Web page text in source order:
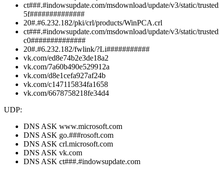
ct###.#indowsupdate.com/msdownload/update/v3/static/
5f##############
20#.#6.232.182/pki/crl/products/WinPCA.crl
ct###.#indowsupdate.com/msdownload/update/v3/static/
c0##############
20#.#6.232.182/fwlink/?Li###########
vk.com/ed8e74b2e3de18a2
vk.com/7a60b490e529912a
vk.com/d8e1cefa927af24b
vk.com/c147115834fa1658
vk.com/6678758218fe34d4
UDP:
DNS ASK www.microsoft.com
DNS ASK go.###rosoft.com
DNS ASK crl.microsoft.com
DNS ASK vk.com
DNS ASK ct###.#indowsupdate.com